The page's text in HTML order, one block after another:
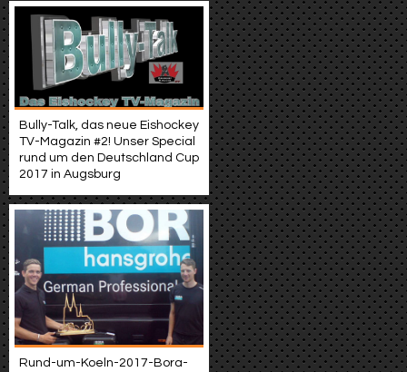
Bully-Talk, das neue Eishockey
TV-Magazin #2! Unser Special
rund um den Deutschland Cup
2017 in Augsburg
Rund-um-Koeln-2017-Bora-